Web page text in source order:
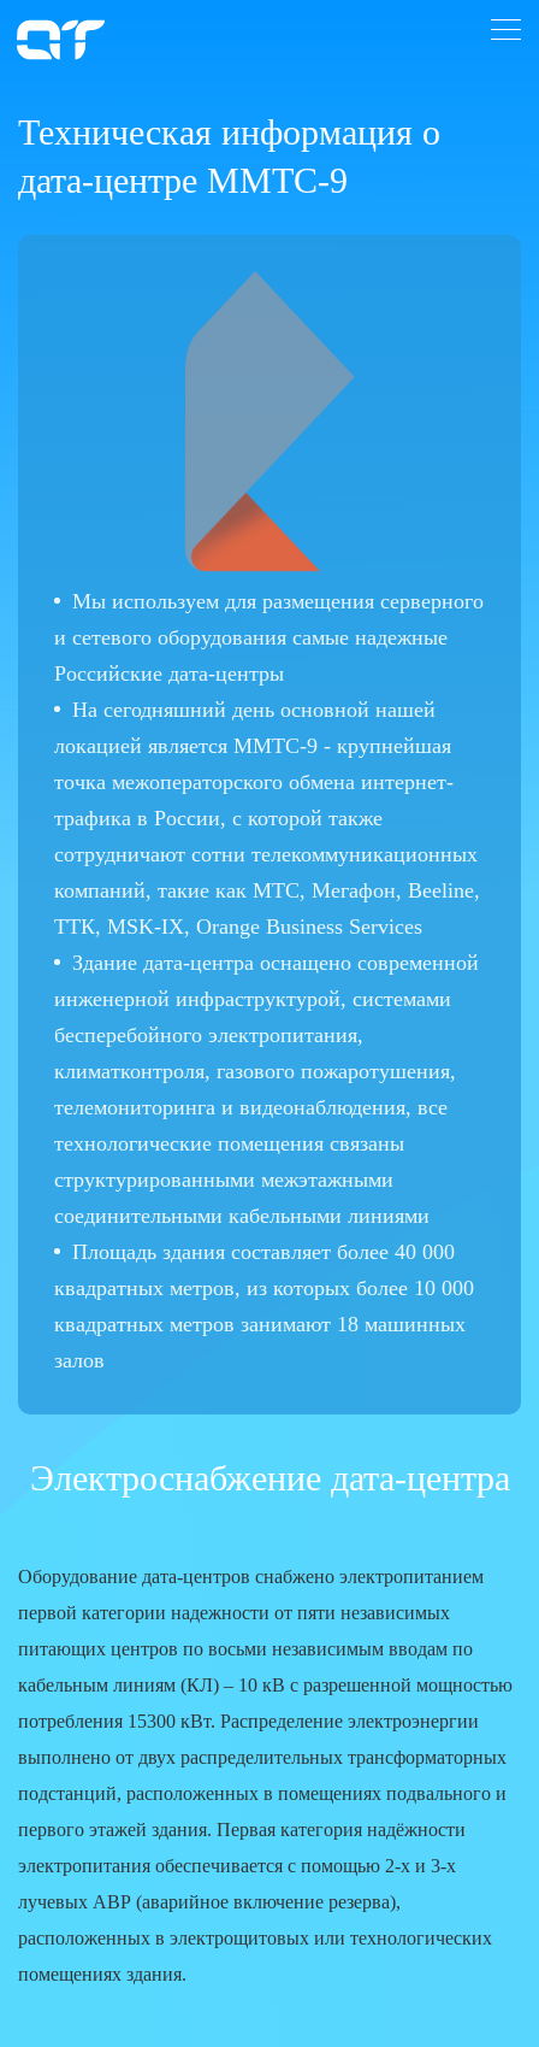
Техническая информация о
дата-центре ММТС-9
Мы используем для размещения серверного
и сетевого оборудования самые надежные
Российские дата-центры
На сегодняшний день основной нашей
локацией является ММТС-9 - крупнейшая
точка межоператорского обмена интернет-
трафика в России, с которой также
сотрудничают сотни телекоммуникационных
компаний, такие как МТС, Мегафон, Beeline,
ТТК, MSK-IX, Orange Business Services
Здание дата-центра оснащено современной
инженерной инфраструктурой, системами
бесперебойного электропитания,
климатконтроля, газового пожаротушения,
телемониторинга и видеонаблюдения, все
технологические помещения связаны
структурированными межэтажными
соединительными кабельными линиями
Площадь здания составляет более 40 000
квадратных метров, из которых более 10 000
квадратных метров занимают 18 машинных
залов
Электроснабжение дата-центра
Оборудование дата-центров снабжено электропитанием
первой категории надежности от пяти независимых
питающих центров по восьми независимым вводам по
кабельным линиям (КЛ) – 10 кВ с разрешенной мощностью
потребления 15300 кВт. Распределение электроэнергии
выполнено от двух распределительных трансформаторных
подстанций, расположенных в помещениях подвального и
первого этажей здания. Первая категория надёжности
электропитания обеспечивается с помощью 2-х и 3-х
лучевых АВР (аварийное включение резерва),
расположенных в электрощитовых или технологических
помещениях здания.